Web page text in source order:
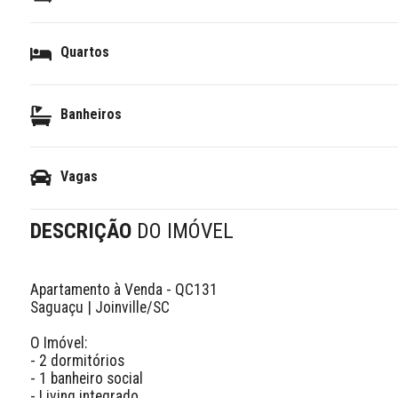
Quartos
Banheiros
Vagas
DESCRIÇÃO DO IMÓVEL
Apartamento à Venda - QC131
Saguaçu | Joinville/SC
O Imóvel:
- 2 dormitórios
- 1 banheiro social